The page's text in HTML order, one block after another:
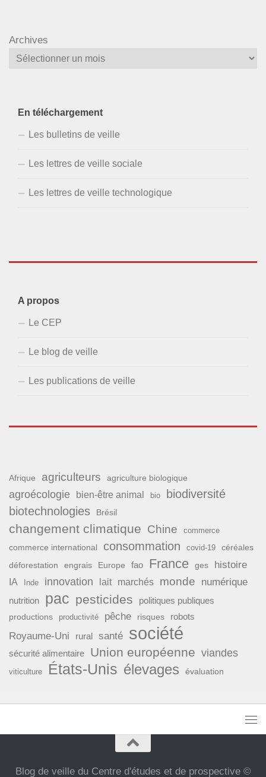
Archives
En téléchargement
Les bulletins de veille
Les lettres de veille sociale
Les lettres de veille technologique
A propos
Le CEP
Le blog de veille
Les publications de veille
Afrique agriculteurs agriculture biologique
agroécologie bien-être animal bio
biodiversité
biotechnologies
Brésil
changement climatique Chine commerce
commerce international consommation covid-19 céréales
déforestation engrais Europe fao France ges histoire
IA Inde innovation lait marchés monde numérique
nutrition pac pesticides politiques publiques
productions productivité pêche risques robots
Royaume-Uni rural santé société
sécurité alimentaire Union européenne viandes
viticulture États-Unis élevages évaluation
Blog de veille du Centre d'études et de prospective ©